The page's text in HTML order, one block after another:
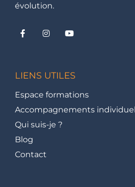
évolution.
LIENS UTILES
Espace formations
Accompagnements
Qui suis-je ?
Blog
Contact